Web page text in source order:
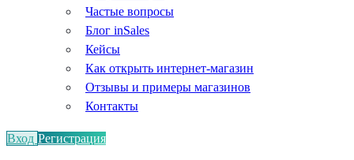
Частые вопросы
Блог inSales
Кейсы
Как открыть интернет-магазин
Отзывы и примеры магазинов
Контакты
Вход Регистрация